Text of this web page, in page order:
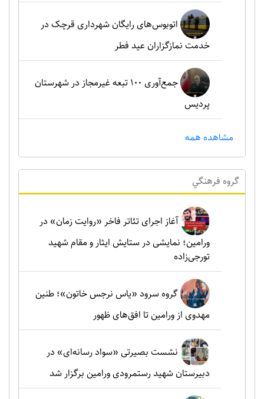
اتوبوس‌های رایگان شهرداری قرچک در
خدمت نمازگزاران عید فطر
جمع‌آوری ۱۰۰ تبعه غیرمجاز در شهرستان
پردیس
مشاهده همه
گروه فرهنگي
آغاز اجرای تئاتر فاخر «روایت زمان» در
ورامین؛ نمایشی در ستایش ایثار و مقام شهید
تورجی‌زاده
گروه سرود «یاس نرجس خاتون»؛ طنین
مهدوی از ورامین تا افق‌های ظهور
نشست بصیرتی «سواد رسانه‌ای» در
دبیرستان شهید رستمرودی ورامین برگزار شد